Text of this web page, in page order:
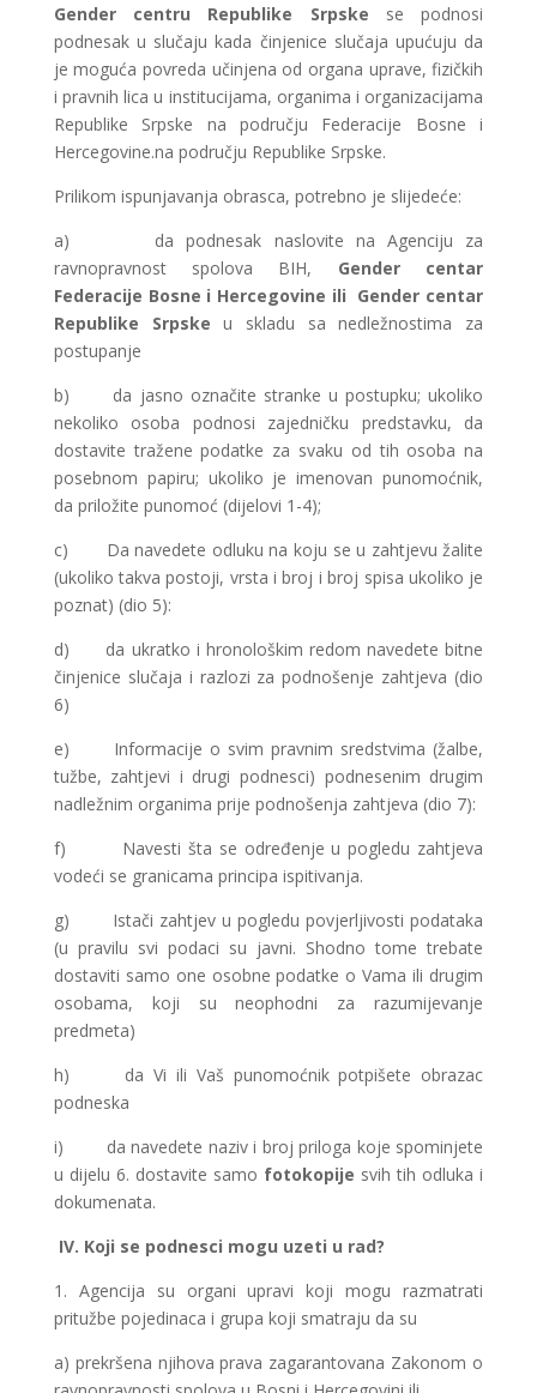
Gender centru Republike Srpske se podnosi
podnesak u slučaju kada činjenice slučaja upućuju da
je moguća povreda učinjena od organa uprave, fizičkih
i pravnih lica u institucijama, organima i organizacijama
Republike Srpske na području Federacije Bosne i
Hercegovine.na području Republike Srpske.
Prilikom ispunjavanja obrasca, potrebno je slijedeće:
a) da podnesak naslovite na Agenciju za
ravnopravnost spolova BIH, Gender centar
Federacije Bosne i Hercegovine ili Gender centar
Republike Srpske u skladu sa nedležnostima za
postupanje
b) da jasno označite stranke u postupku; ukoliko
nekoliko osoba podnosi zajedničku predstavku, da
dostavite tražene podatke za svaku od tih osoba na
posebnom papiru; ukoliko je imenovan punomoćnik,
da priložite punomoć (dijelovi 1-4);
c) Da navedete odluku na koju se u zahtjevu žalite
(ukoliko takva postoji, vrsta i broj i broj spisa ukoliko je
poznat) (dio 5):
d) da ukratko i hronološkim redom navedete bitne
činjenice slučaja i razlozi za podnošenje zahtjeva (dio
6)
e) Informacije o svim pravnim sredstvima (žalbe,
tužbe, zahtjevi i drugi podnesci) podnesenim drugim
nadležnim organima prije podnošenja zahtjeva (dio 7):
f) Navesti šta se određenje u pogledu zahtjeva
vodeći se granicama principa ispitivanja.
g) Istači zahtjev u pogledu povjerljivosti podataka
(u pravilu svi podaci su javni. Shodno tome trebate
dostaviti samo one osobne podatke o Vama ili drugim
osobama, koji su neophodni za razumijevanje
predmeta)
h) da Vi ili Vaš punomoćnik potpišete obrazac
podneska
i) da navedete naziv i broj priloga koje spominjete
u dijelu 6. dostavite samo fotokopije svih tih odluka i
dokumenata.
IV. Koji se podnesci mogu uzeti u rad?
1. Agencija su organi upravi koji mogu razmatrati
pritužbe pojedinaca i grupa koji smatraju da su
a) prekršena njihova prava zagarantovana Zakonom o